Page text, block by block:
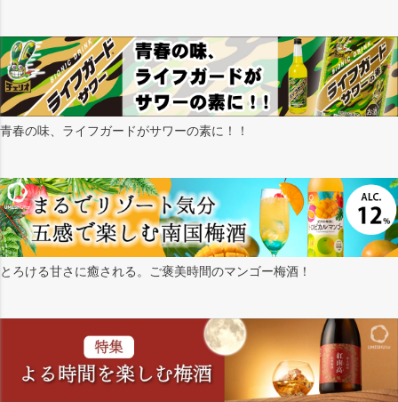
青春の味、ライフガードがサワーの素に！！
とろける甘さに癒される。ご褒美時間のマンゴー梅酒！